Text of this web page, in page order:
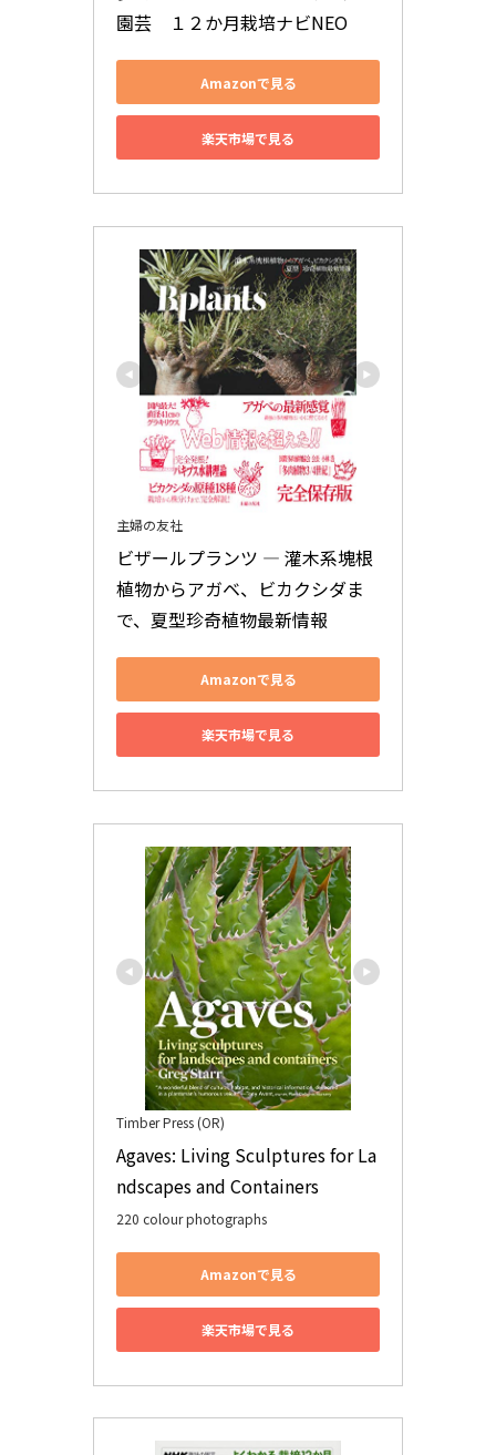
園芸　１２か月栽培ナビNEO
Amazonで見る
楽天市場で見る
主婦の友社
ビザールプランツ ― 灌木系塊根
植物からアガベ、ビカクシダま
で、夏型珍奇植物最新情報
Amazonで見る
楽天市場で見る
Timber Press (OR)
Agaves: Living Sculptures for La
ndscapes and Containers
220 colour photographs
Amazonで見る
楽天市場で見る